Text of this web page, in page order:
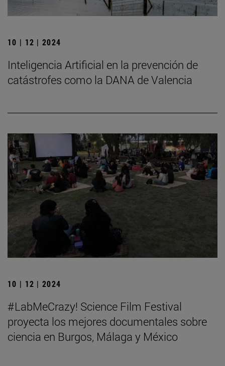
10 | 12 | 2024
Inteligencia Artificial en la prevención de
catástrofes como la DANA de Valencia
10 | 12 | 2024
#LabMeCrazy! Science Film Festival
proyecta los mejores documentales sobre
ciencia en Burgos, Málaga y México